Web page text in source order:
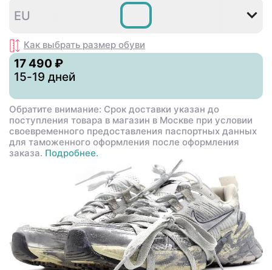
,5
EU
Как выбрать размер обуви
17 490 ₽
15-19 дней
Обратите внимание: Срок доставки указан до
поступления товара в магазин в Москве при условии
своевременного предоставления паспортных данных
для таможенного оформления после оформления
заказа. Подробнее.